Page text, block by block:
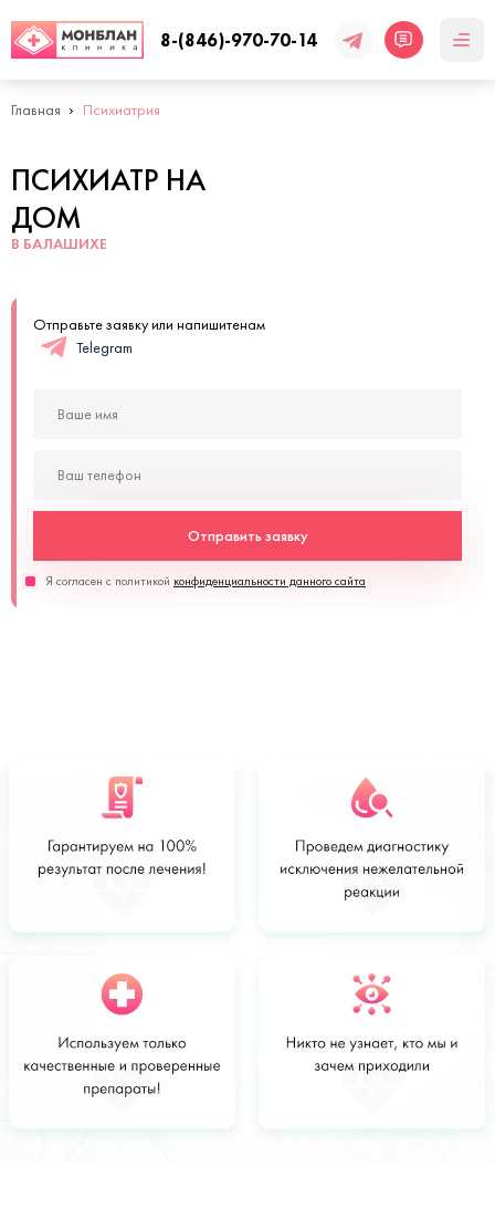
8-(846)-970-70-14
Главная Психиатрия
ПСИХИАТР НА
ДОМ
В БАЛАШИХЕ
Отправьте заявку или напишитенам
Telegram
Отправить заявку
Я согласен с политикой конфиденциальности данного сайта
Стоимость
от 2500 руб
Заказать